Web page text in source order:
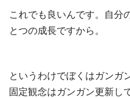
これでも良いんです。自分
とつの成長ですから。
というわけでぼくはガンガ
固定観念はガンガン更新し